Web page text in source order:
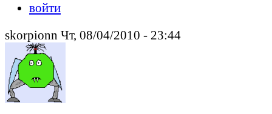
войти
skorpionn Чт, 08/04/2010 - 23:44